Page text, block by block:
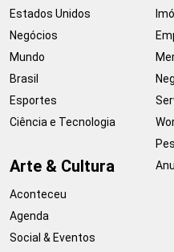
Estados Unidos
Negócios
Mundo
Brasil
Esportes
Ciência e Tecnologia
Arte & Cultura
Aconteceu
Agenda
Social & Eventos